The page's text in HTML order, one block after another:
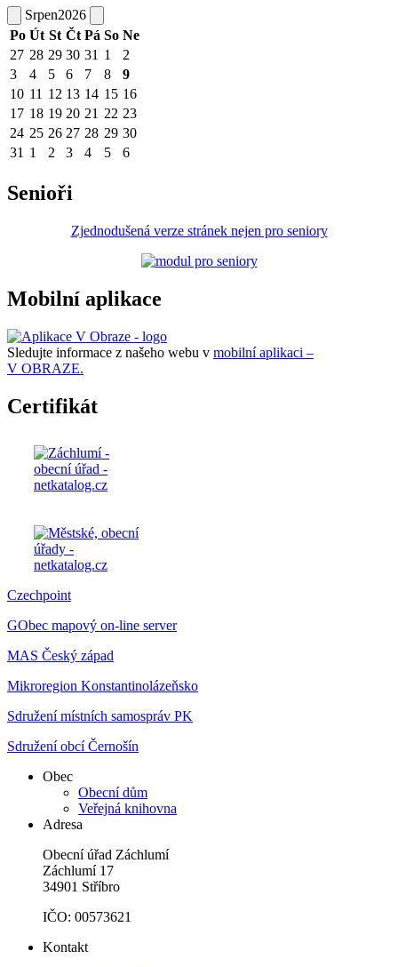
Srpen2026
Po Út St Čt Pá So Ne
27 28 29 30 31 1
2
3
4 5 6 7 8
9
10 11 12 13 14 15 16
17 18 19 20 21 22 23
24 25 26 27 28 29 30
31 1 2 3 4 5 6
Senioři
Zjednodušená verze stránek nejen pro seniory
Mobilní aplikace
Sledujte informace z našeho webu v mobilní aplikaci –
V OBRAZE.
Certifikát
Czechpoint
GObec mapový on-line server
MAS Český západ
Mikroregion Konstantinolázeňsko
Sdružení místních samospráv PK
Sdružení obcí Černošín
Obec
Obecní dům
Veřejná knihovna
Adresa
Obecní úřad Záchlumí
Záchlumí 17
34901 Stříbro
IČO: 00573621
Kontakt